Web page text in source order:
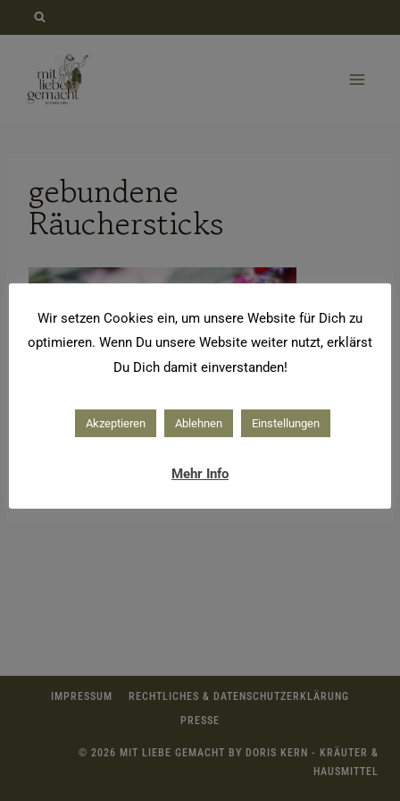
springen
gebundene
Räuchersticks
IMPRESSUM
RECHTLICHES & DATENSCHUTZERKLÄRUNG
PRESSE
© 2026 MIT LIEBE GEMACHT BY DORIS KERN - KRÄUTER &
HAUSMITTEL
Wir setzen Cookies ein, um unsere Website für Dich zu
optimieren. Wenn Du unsere Website weiter nutzt, erklärst
Du Dich damit einverstanden!
Akzeptieren Ablehnen Einstellungen
Mehr Info